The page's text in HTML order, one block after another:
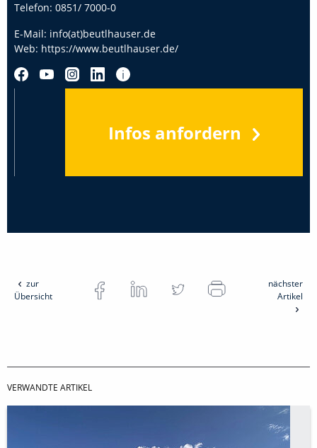
Telefon: 0851/ 7000-0
E-Mail: info(at)beutlhauser.de
Web: https://www.beutlhauser.de/
Infos anfordern
zur
Übersicht
nächster
Artikel
VERWANDTE ARTIKEL